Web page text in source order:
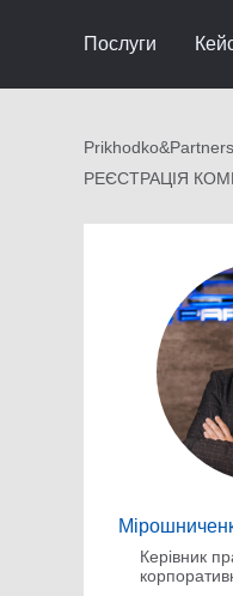
Послуги
Prikhodko&Partners
РЕЄСТРАЦІЯ
Керівник